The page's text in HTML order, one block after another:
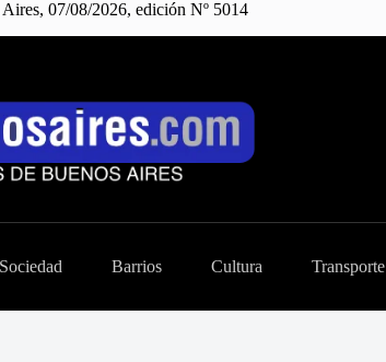
07/08/2026, edición Nº 5014
Sociedad Barrios Cultura Transporte